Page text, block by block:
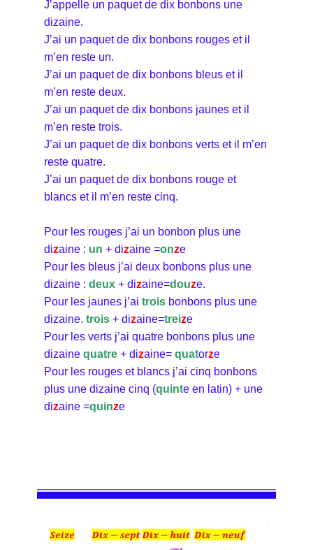
J’appelle un paquet de dix bonbons une
dizaine.
J’ai un paquet de dix bonbons rouges et il
m’en reste un.
J’ai un paquet de dix bonbons bleus et il
m’en reste deux.
J’ai un paquet de dix bonbons jaunes et il
m’en reste trois.
J’ai un paquet de dix bonbons verts et il m’en
reste quatre.
J’ai un paquet de dix bonbons rouge et
blancs et il m’en reste cinq.
Pour les rouges j’ai un bonbon plus une
dizaine : un + dizaine =onze
Pour les bleus j’ai deux bonbons plus une
dizaine : deux + dizaine=douze.
Pour les jaunes j’ai trois bonbons plus une
dizaine. trois + dizaine=treize
Pour les verts j’ai quatre bonbons plus une
dizaine quatre + dizaine= quatorze
Pour les rouges et blancs j’ai cinq bonbons
plus une dizaine cinq (quinte en latin) + une
dizaine =quinze